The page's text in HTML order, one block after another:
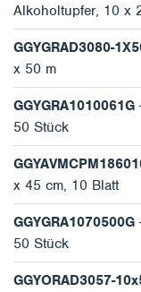
Alkoholtupfer, 10 x
GGYGRAD3080-
x 50 m
GGYGRA1010061G
50 Stück
x 45 cm, 10 Blatt
GGYGRA1070500G
50 Stück
GGYORAD3057-